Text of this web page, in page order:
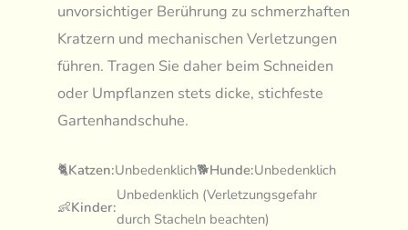
unvorsichtiger Berührung zu schmerzhaften
Kratzern und mechanischen Verletzungen
führen. Tragen Sie daher beim Schneiden
oder Umpflanzen stets dicke, stichfeste
Gartenhandschuhe.
🐈Katzen:Unbedenklich🐕Hunde:Unbedenklich
👶Kinder:
Unbedenklich (Verletzungsgefahr
durch Stacheln beachten)